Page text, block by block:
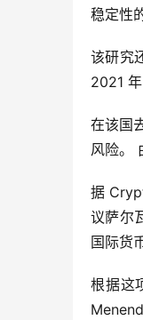
稳定性
该研究
2021
在该国
风险。
据
议萨尔
国际货
根据这